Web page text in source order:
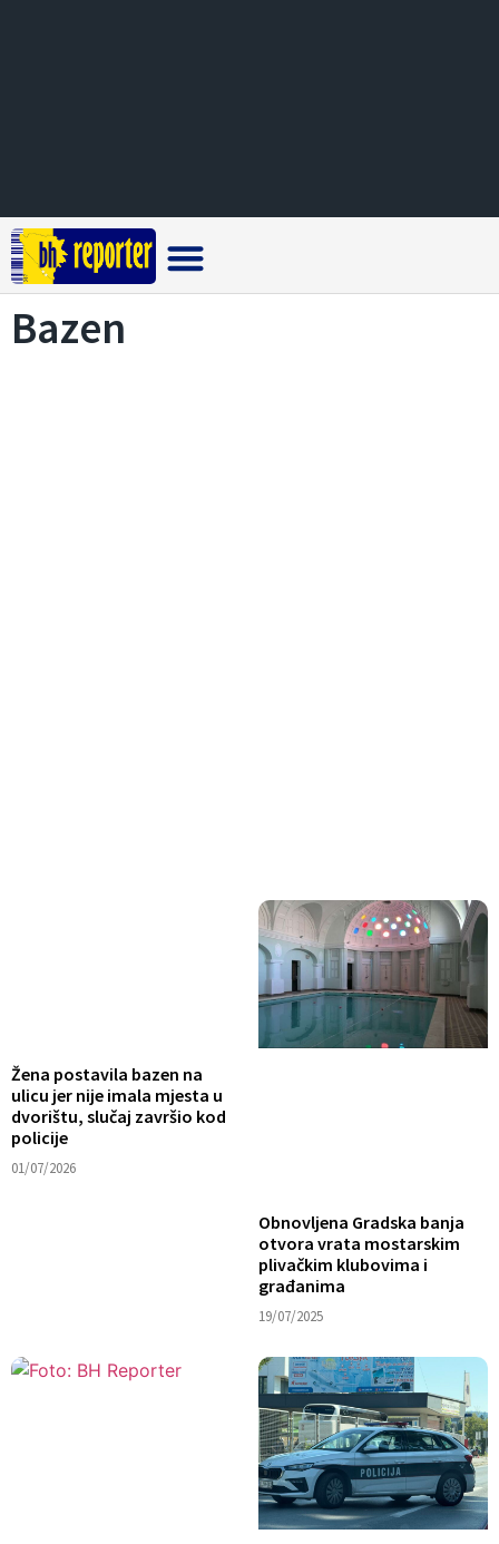
Bazen
Žena postavila bazen na
ulicu jer nije imala mjesta u
dvorištu, slučaj završio kod
policije
01/07/2026
Obnovljena Gradska banja
otvora vrata mostarskim
plivačkim klubovima i
građanima
19/07/2025